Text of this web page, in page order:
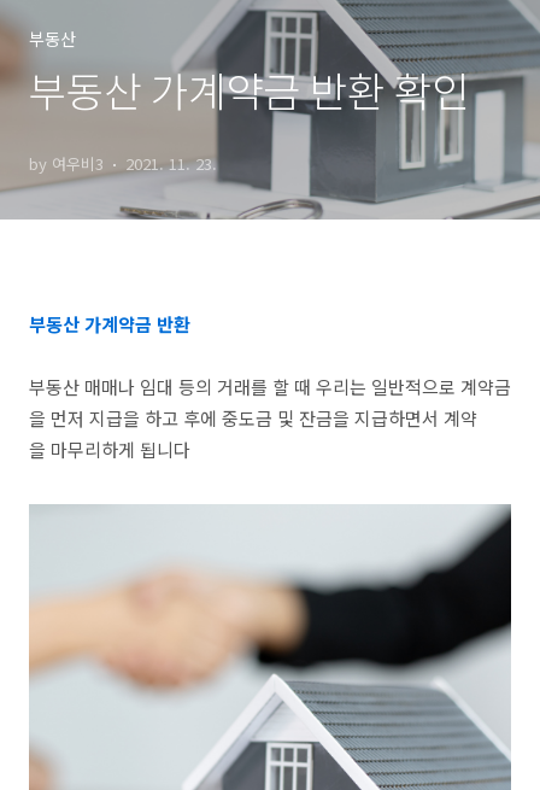
부동산
부동산 가계약금 반환 확인
by 여우비3 2021. 11. 23.
부동산 가계약금 반환
부동산 매매나 임대 등의 거래를 할 때 우리는 일반적으로 계약금
을 먼저 지급을 하고 후에 중도금 및 잔금을 지급하면서 계약
을 마무리하게 됩니다